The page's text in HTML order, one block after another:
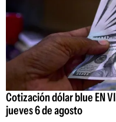
Cotización dólar blue EN
jueves 6 de agosto